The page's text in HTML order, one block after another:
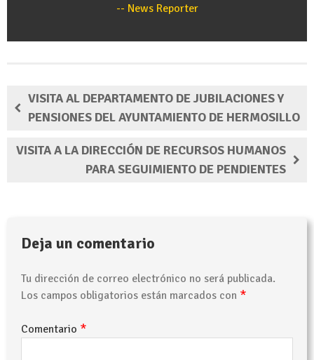
News Reporter
VISITA AL DEPARTAMENTO DE JUBILACIONES Y
PENSIONES DEL AYUNTAMIENTO DE HERMOSILLO
VISITA A LA DIRECCIÓN DE RECURSOS HUMANOS
PARA SEGUIMIENTO DE PENDIENTES
Deja un comentario
Tu dirección de correo electrónico no será publicada.
Los campos obligatorios están marcados con *
Comentario *